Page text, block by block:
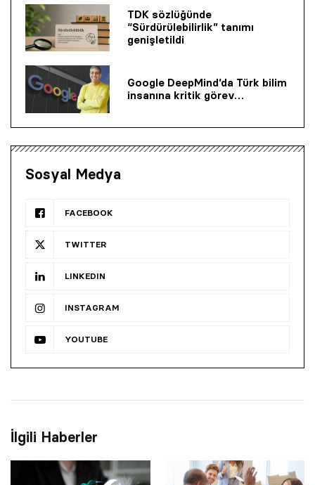
TDK sözlüğünde
“Sürdürülebilirlik” tanımı
genişletildi
Google DeepMind’da Türk bilim
insanına kritik görev…
Sosyal Medya
FACEBOOK
TWITTER
LINKEDIN
INSTAGRAM
YOUTUBE
İlgili Haberler